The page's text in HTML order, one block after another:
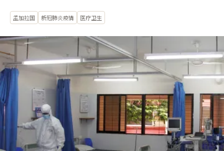
孟加拉国 新冠肺炎疫情 医疗卫生